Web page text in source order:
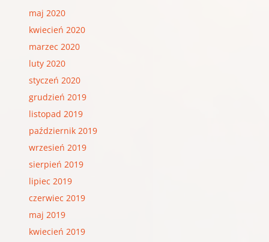
maj 2020
kwiecień 2020
marzec 2020
luty 2020
styczeń 2020
grudzień 2019
listopad 2019
październik 2019
wrzesień 2019
sierpień 2019
lipiec 2019
czerwiec 2019
maj 2019
kwiecień 2019